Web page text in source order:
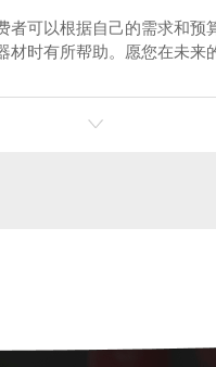
可以根据自己的需求和
时有所帮助。愿您在未来